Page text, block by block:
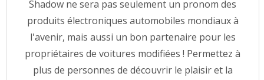
Shadow ne sera pas seulement un pronom des
produits électroniques automobiles mondiaux à
l'avenir, mais aussi un bon partenaire pour les
propriétaires de voitures modifiées ! Permettez à
plus de personnes de découvrir le plaisir et la